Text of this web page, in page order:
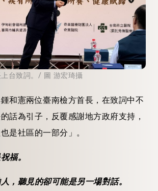
台致詞。/ 圖 游宏琦攝
和憲兩位臺南檢方首長，在致詞中不
話為引子，反覆感謝地方政府支持，
是社區的一部分」。
福。
，聽見的卻可能是另一場對話。